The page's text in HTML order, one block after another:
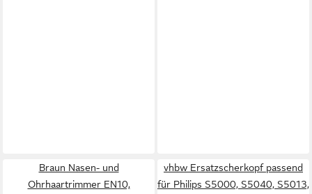
Braun Nasen- und
Ohrhaartrimmer EN10,
vhbw Ersatzscherkopf passend
für Philips S5000, S5040, S5013,